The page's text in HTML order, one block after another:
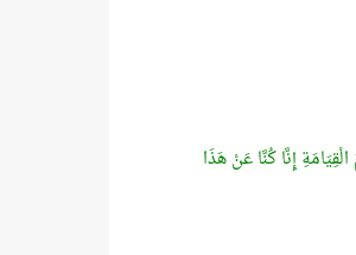
إِنَّا كُنَّا عَنْ هَذَا